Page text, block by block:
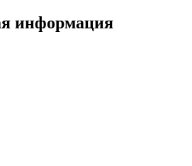
информация